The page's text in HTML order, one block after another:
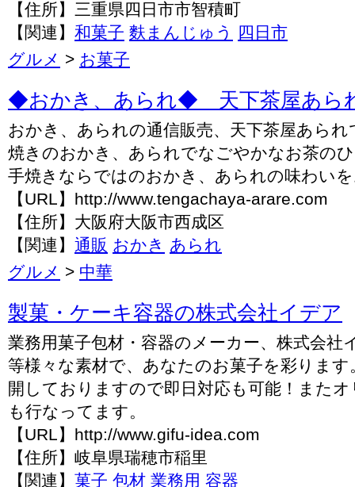
【住所】三重県四日市市智積町
【関連】 和菓子 麩まんじゅう
四日市
グルメ > お菓子
◆おかき、あられ◆ 天下茶屋あら
おかき、あられの通信販売、天下茶屋あら
焼きのおかき、あられでなごやかなお茶の
手焼きならではのおかき、あられの味わい
【URL】http://www.tengachaya-arare.com
【住所】大阪府大阪市西成区
【関連】 通販 おかき あられ
グルメ > 中華
製菓・ケーキ容器の株式会社イデア
業務用菓子包材・容器のメーカー、株式会社
等様々な素材で、あなたのお菓子を彩ります
開しておりますので即日対応も可能！また
も行なってます。
【URL】http://www.gifu-idea.com
【住所】岐阜県瑞穂市稲里
【関連】 菓子 包材 業務用 容器